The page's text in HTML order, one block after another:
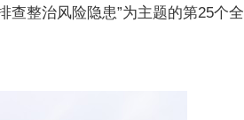
整治风险隐患”为主题的第25个全